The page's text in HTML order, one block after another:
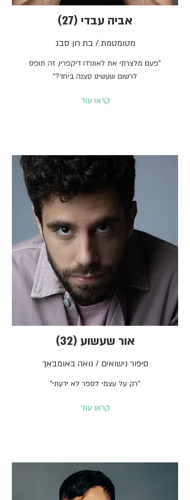
אביה עבדי (27)
מטומטמת / בת חן סבג
"פעם מלצרתי את לאונרדו דיקפריו, זה תופס
לרשום שעשינו סצנה ביחד?"
קראו עוד
אור שעשוע (32)
סיפור נישואים / נואה באומבאך
"רק על עצמי לספר לא ידעתי"
קראו עוד